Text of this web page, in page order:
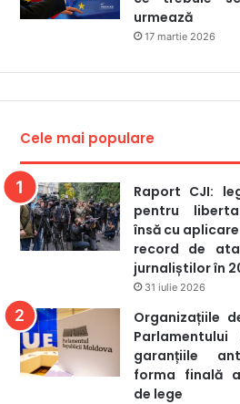
urmează
17 martie 2026
Cele mai populare
Raport CJI:
pentru
însă cu
record de
jurnaliștilor în
31 iulie 2026
Organizațiile
garanțiile
forma finală
de lege